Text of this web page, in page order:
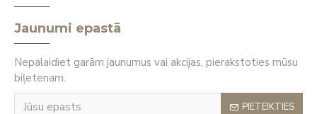
Jaunumi epastā
Nepalaidiet garām jaunumus vai akcijas, pierakstoties mūsu
biļetenam.
PIETEIKTIES